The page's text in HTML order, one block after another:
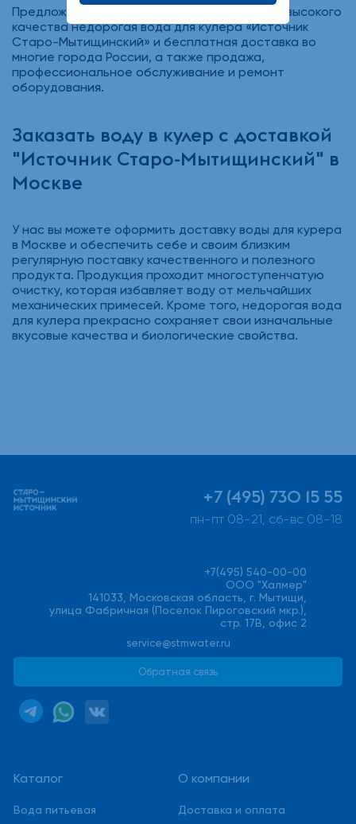
Предложение нашей компании - это самого высокого
качества недорогая вода для кулера «Источник
Старо-Мытищинский» и бесплатная доставка во
многие города России, а также продажа,
профессиональное обслуживание и ремонт
оборудования.
Заказать воду в кулер с доставкой
"Источник Старо-Мытищинский" в
Москве
У нас вы можете оформить доставку воды для курера
в Москве и обеспечить себе и своим близким
регулярную поставку качественного и полезного
продукта. Продукция проходит многоступенчатую
очистку, которая избавляет воду от мельчайших
механических примесей. Кроме того, недорогая вода
для кулера прекрасно сохраняет свои изначальные
вкусовые качества и биологические свойства.
Каталог
Вода питьевая
О компании
Доставка и оплата
+7 (495) 730 15 55
пн-пт 08-21, сб-вс 08-18
+7(495) 540-00-00
ООО "Халмер"
141033, Московская область, г. Мытищи,
улица Фабричная (Поселок Пироговский мкр.),
стр. 17В, офис 2
service@stmwater.ru
Обратная связь